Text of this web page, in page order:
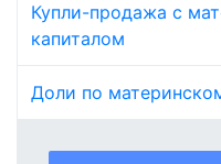
Купли-продажа с
капиталом
Доли по